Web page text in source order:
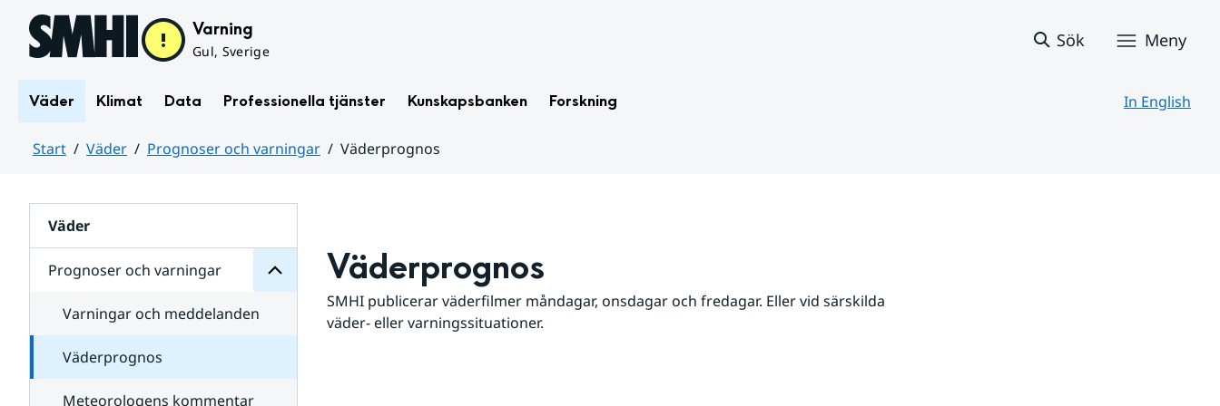
Hoppa till sidans innehåll Varning
Gul, Sverige
Sök Meny
Väder Klimat Data Professionella tjänster Kunskapsbanken Forskning In English
Start Väder Prognoser och varningar
Väderprognos
Väder
Prognoser och varningar
för
varningar
Varningar och meddelanden
Väderprognos
Meteorologens kommentar
Väderprognos
SMHI publicerar väderfilmer måndagar, onsdagar och fredagar. Eller vid särskilda
väder- eller varningssituationer.